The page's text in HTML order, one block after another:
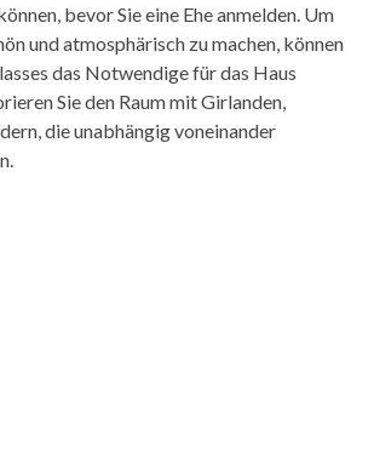
bevor Sie eine Ehe anmelden. Um
und atmosphärisch zu machen, können
das Notwendige für das Haus
Sie den Raum mit Girlanden,
die unabhängig voneinander